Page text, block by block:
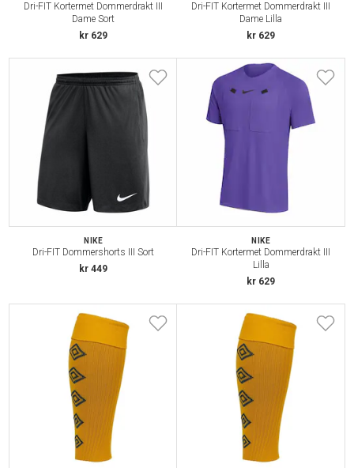
Dri-FIT Kortermet Dommerdrakt III
Dame Sort
kr 629
Dri-FIT Kortermet Dommerdrakt III
Dame Lilla
kr 629
NIKE
Dri-FIT Dommershorts III Sort
kr 449
NIKE
Dri-FIT Kortermet Dommerdrakt III
Lilla
kr 629